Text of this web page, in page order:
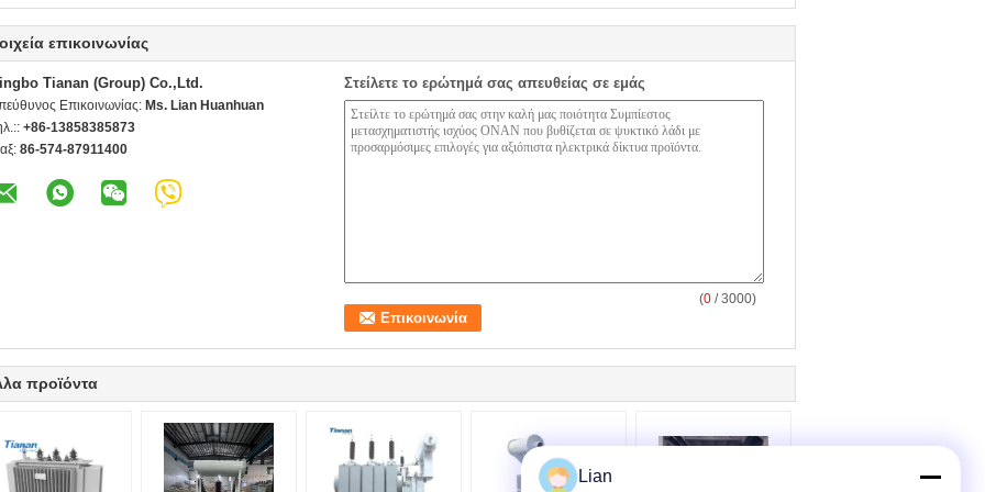
επικοινωνίας
Tianan (Group) Co.,Ltd.
Επικοινωνίας: Ms. Lian Huanhuan
+86-13858385873
86-574-87911400
Στείλετε το ερώτημά σας απευθείας σε εμάς
(0 / 3000)
προϊόντα
Lian